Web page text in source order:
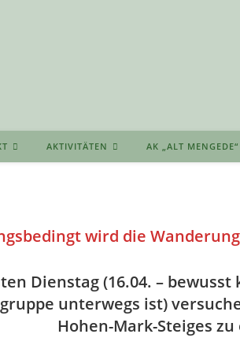
AKTIVITÄTEN AK „ALT MENGEDE“
wird die
Dienstag (16.04. –
unterwegs ist)
Hohen-Mark-Steiges